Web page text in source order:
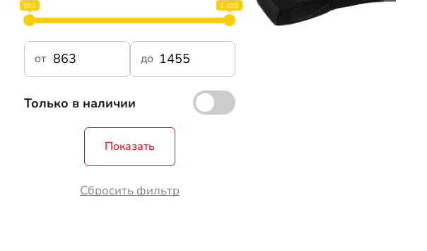
863 1 455
от до
Только в наличии
Показать
Сбросить фильтр